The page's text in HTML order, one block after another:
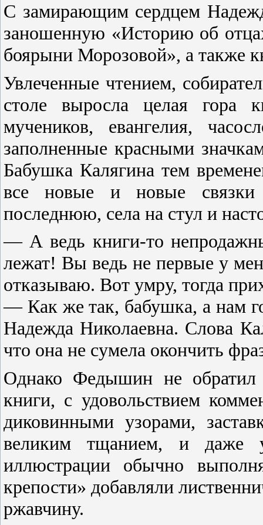
С замирающим сердцем
заношенную «Историю об
боярыни Морозовой», а также
Увлеченные чтением,
столе выросла целая гора
мучеников, евангелия,
заполненные красными
Бабушка Калягина тем
все новые и новые связки
последнюю, села на стул и
— А ведь книги-то
лежат! Вы ведь не первые у
отказываю. Вот умру, тогда
— Как же так, бабушка, а нам
Надежда Николаевна. Слова
что она не сумела окончить
Однако Федышин не обратил
книги, с удовольствием
диковинными узорами,
великим тщанием, и даже
иллюстрации обычно
крепости» добавляли
ржавчину.